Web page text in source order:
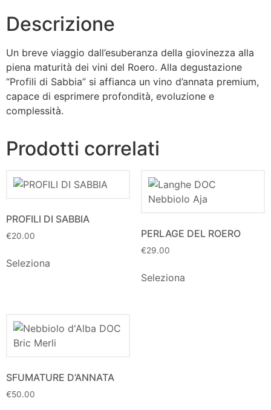
Descrizione
Un breve viaggio dall’esuberanza della giovinezza alla
piena maturità dei vini del Roero. Alla degustazione
“Profili di Sabbia” si affianca un vino d’annata premium,
capace di esprimere profondità, evoluzione e
complessità.
Prodotti correlati
PROFILI DI SABBIA
€20.00
Seleziona
PERLAGE DEL ROERO
€29.00
Seleziona
SFUMATURE D’ANNATA
€50.00